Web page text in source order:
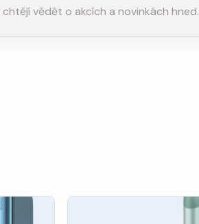
vědět o akcích a novinkách hned.